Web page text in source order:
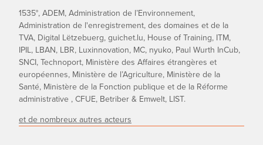
1535°, ADEM, Administration de l’Environnement,
Administration de l'enregistrement, des domaines et de la
TVA, Digital Lëtzebuerg, guichet.lu, House of Training, ITM,
IPIL, LBAN, LBR, Luxinnovation, MC, nyuko, Paul Wurth InCub,
SNCI, Technoport, Ministère des Affaires étrangères et
européennes, Ministère de l’Agriculture, Ministère de la
Santé, Ministère de la Fonction publique et de la Réforme
administrative , CFUE, Betriber & Emwelt, LIST.
et de nombreux autres acteurs